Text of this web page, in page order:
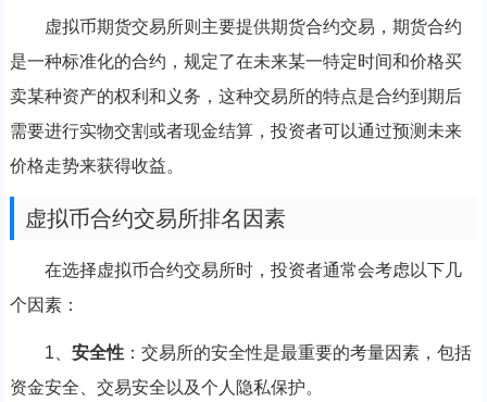
虚拟币期货交易所则主要提供期货合约交易，期货合约
是一种标准化的合约，规定了在未来某一特定时间和价格买
卖某种资产的权利和义务，这种交易所的特点是合约到期后
需要进行实物交割或者现金结算，投资者可以通过预测未来
价格走势来获得收益。
虚拟币合约交易所排名因素
在选择虚拟币合约交易所时，投资者通常会考虑以下几
个因素：
1、 安全性：交易所的安全性是最重要的考量因素，包括
资金安全、交易安全以及个人隐私保护。